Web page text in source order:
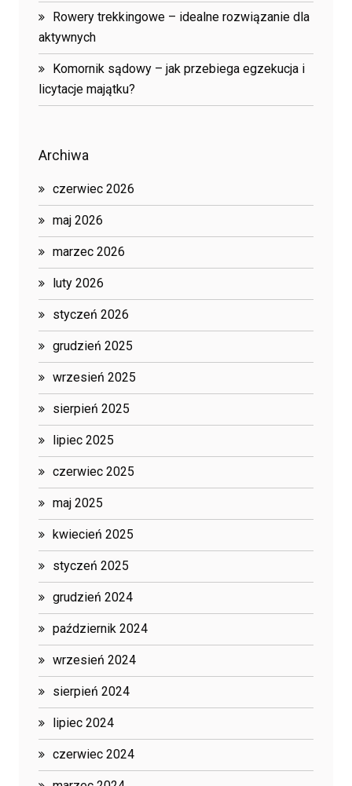
Rowery trekkingowe – idealne rozwiązanie dla
aktywnych
Komornik sądowy – jak przebiega egzekucja i
licytacje majątku?
Archiwa
czerwiec 2026
maj 2026
marzec 2026
luty 2026
styczeń 2026
grudzień 2025
wrzesień 2025
sierpień 2025
lipiec 2025
czerwiec 2025
maj 2025
kwiecień 2025
styczeń 2025
grudzień 2024
październik 2024
wrzesień 2024
sierpień 2024
lipiec 2024
czerwiec 2024